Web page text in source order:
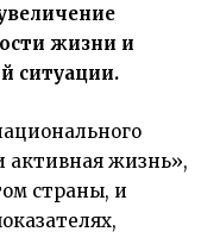
жизни и
ситуации.
активная жизнь»,
страны, и